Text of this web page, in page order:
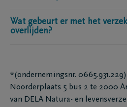
afsluiten. Je moet wel
DELA Nalatenschapzorgplan
premie ongewijzigd. Wanneer
polisaanvraag bijzondere
Je bent al verzekerd voor het
eerste premiebetaling. Zou je
Wat gebeurt er met het
overlijden?
uitgekeerd aan de door jou
*(ondernemingsnr.
Noorderplaats 5 bus 2 te 2000
van DELA Natura- en